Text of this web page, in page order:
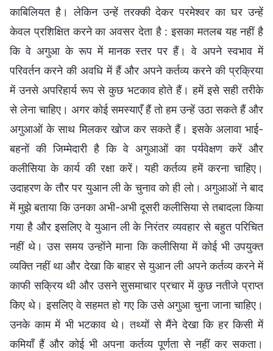
काबिलियत है। लेकिन उन्हें तरक्की देकर परमेश्वर का घर उन्हें
केवल प्रशिक्षित करने का अवसर देता है : इसका मतलब यह नहीं है
कि वे अगुआ के रूप में मानक स्तर पर हैं। वे अपने स्वभाव में
परिवर्तन करने की अवधि में हैं और अपने कर्तव्य करने की प्रक्रिया
में उनसे अपरिहार्य रूप से कुछ भटकाव होते हैं। हमें इसे सही तरीके
से लेना चाहिए। अगर कोई समस्याएँ हैं तो हम उन्हें उठा सकते हैं और
अगुआओं के साथ मिलकर खोज कर सकते हैं। इसके अलावा भाई-
बहनों की जिम्मेदारी है कि वे अगुआओं का पर्यवेक्षण करें और
कलीसिया के कार्य की रक्षा करें। यही कर्तव्य हमें करना चाहिए।
उदाहरण के तौर पर युआन ली के चुनाव को ही लो। अगुआओं ने बाद
में मुझे बताया कि उनका अभी-अभी दूसरी कलीसिया से तबादला किया
गया है और इसलिए वे युआन ली के निरंतर व्यवहार से बहुत परिचित
नहीं थे। उस समय उन्होंने माना कि कलीसिया में कोई भी उपयुक्त
व्यक्ति नहीं था और देखा कि बाहर से युआन ली अपने कर्तव्य करने में
काफी सक्रिय थी और उसने सुसमाचार प्रचार में कुछ नतीजे प्राप्त
किए थे। इसलिए वे सहमत हो गए कि उसे अगुआ चुना जाना चाहिए।
उनके काम में भी भटकाव थे। तथ्यों से मैंने देखा कि हर किसी में
कमियाँ हैं और कोई भी अपना कर्तव्य पूर्णता से नहीं कर सकता।